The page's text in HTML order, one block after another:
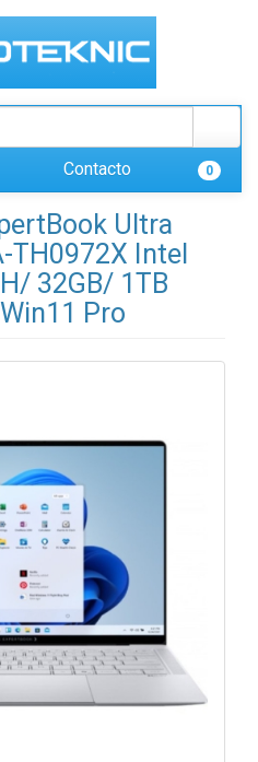
Contacto 0
Ultra
TH0972X Intel
32GB/ 1TB
Pro